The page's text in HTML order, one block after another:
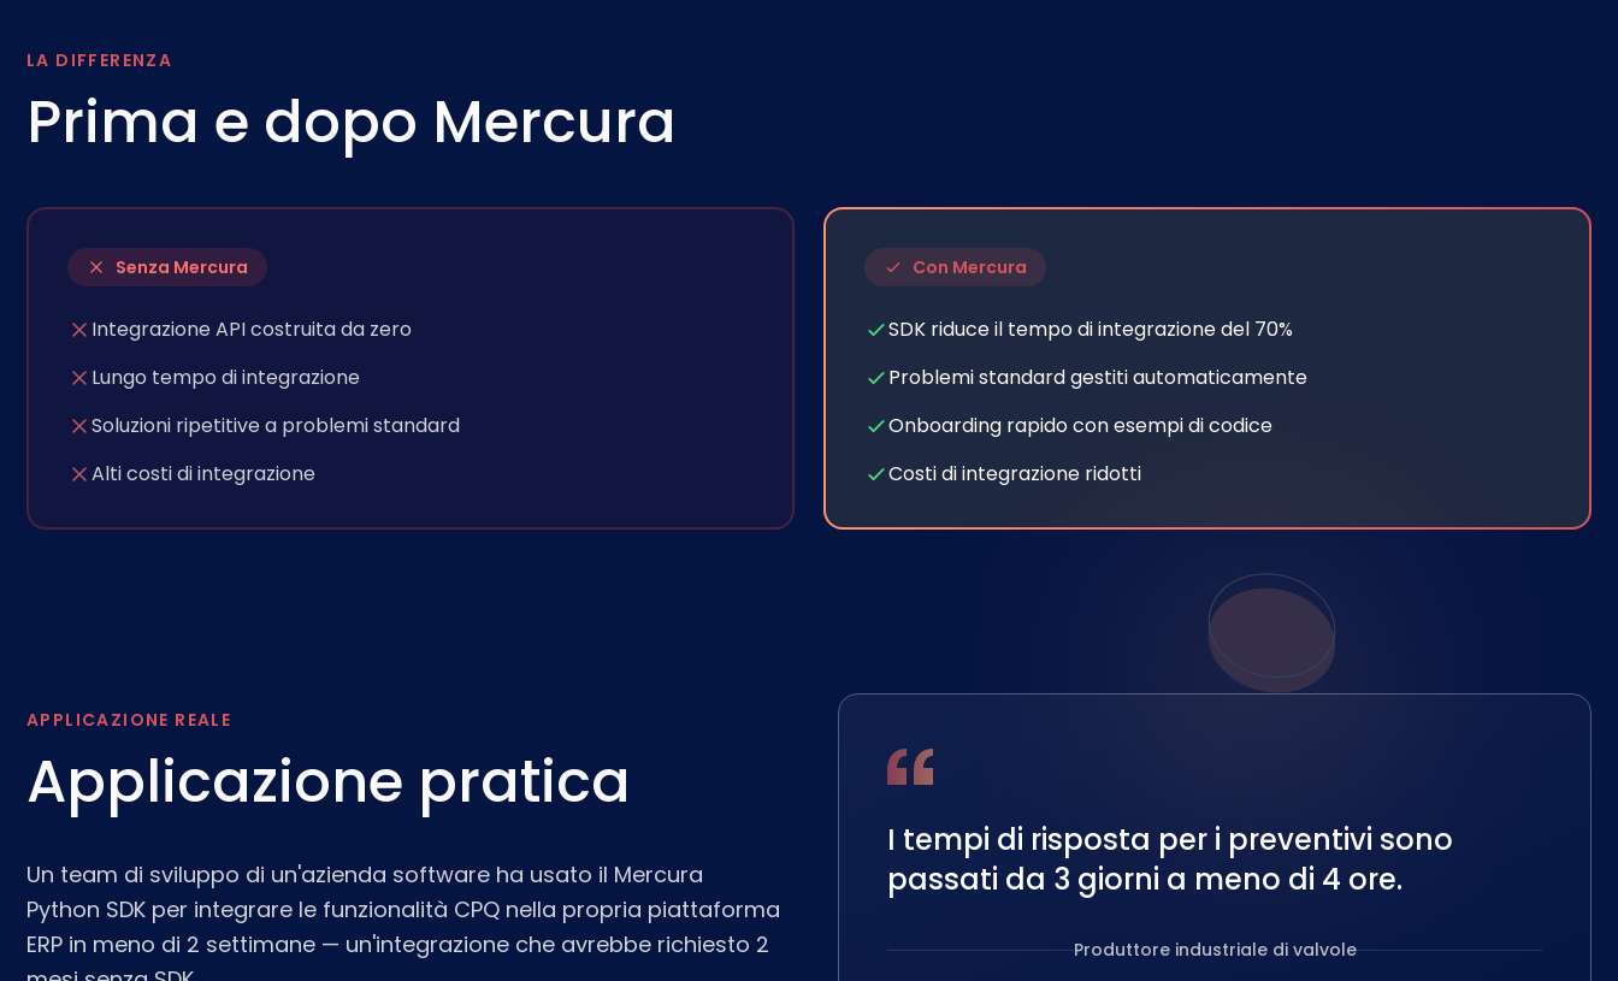
LA DIFFERENZA
Prima e dopo Mercura
Senza Mercura
Integrazione API costruita da zero
Lungo tempo di integrazione
Soluzioni ripetitive a problemi standard
Alti costi di integrazione
Con Mercura
SDK riduce il tempo di integrazione del 70%
Problemi standard gestiti automaticamente
Onboarding rapido con esempi di codice
Costi di integrazione ridotti
APPLICAZIONE REALE
Applicazione pratica
Un team di sviluppo di un'azienda software ha usato il Mercura
Python SDK per integrare le funzionalità CPQ nella propria piattaforma
ERP in meno di 2 settimane — un'integrazione che avrebbe richiesto 2
I tempi di risposta per i preventivi sono
passati da 3 giorni a meno di 4 ore.
Produttore industriale di valvole